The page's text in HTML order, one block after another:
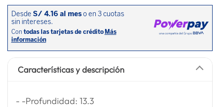
Características y descripción
- -Profundidad: 13.3